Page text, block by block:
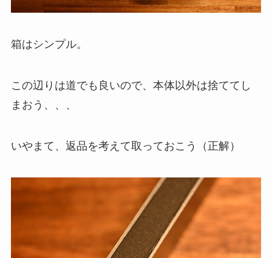
箱はシンプル。
この辺りは道でも良いので、本体以外は捨ててし
まおう、、、
いやまて、返品を考えて取っておこう（正解）